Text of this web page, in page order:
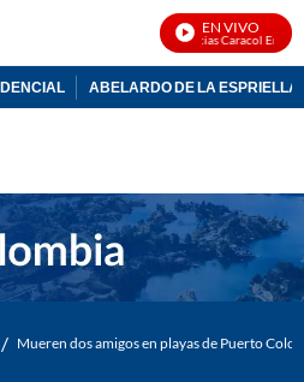
EN VIVO
Noticias Caracol En Vivo
ABELARDO DE LA ESPRIELLA
/ Mueren dos amigos en playas de Puerto